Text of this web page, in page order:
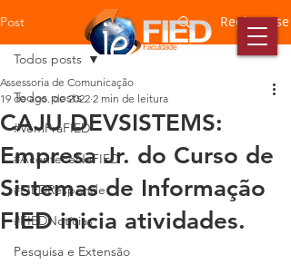
Post Registre-se
Todos posts
#VemPraFIED
#AconteceNaFIED
#FIEDResponde
#FIEDNotícias
Pesquisa e Extensão
Todos posts
CAJU DEVSISTEMS:
Empresa Jr. do Curso de
Sistemas de Informação
FIED inicia atividades.
Assessoria de Comunicação
19 de ago. de 2022 2 min de leitura